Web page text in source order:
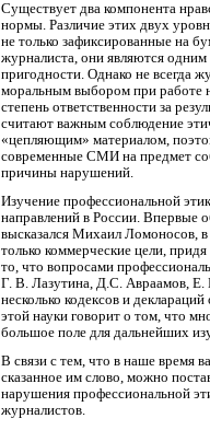
Существует два компонента
нормы. Различие этих двух
не только зафиксированные на
журналиста, они являются одним
пригодности. Однако не всегда
моральным выбором при работе
степень ответственности за
считают важным соблюдение
«цепляющим» материалом,
современные СМИ на предмет
причины нарушений.
Изучение профессиональной
направлений в России. Впервые
высказался Михаил Ломоносов,
только коммерческие цели,
то, что вопросами
Г. В. Лазутина, Д.С. Авраамов,
несколько кодексов и
этой науки говорит о том, что
большое поле для дальнейших
В связи с тем, что в наше время
сказанное им слово, можно
нарушения профессиональной
журналистов.